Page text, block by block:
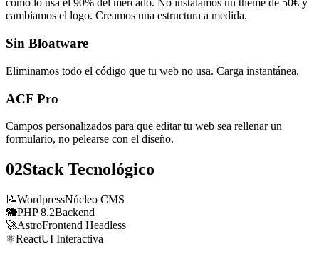
cómo lo usa el 90% del mercado. No instalamos un theme de 50€ y
cambiamos el logo. Creamos una estructura a medida.
Sin Bloatware
Eliminamos todo el código que tu web no usa. Carga instantánea.
ACF Pro
Campos personalizados para que editar tu web sea rellenar un
formulario, no pelearse con el diseño.
02Stack Tecnológico
📝WordpressNúcleo CMS
🐘PHP 8.2Backend
🚀AstroFrontend Headless
⚛️ReactUI Interactiva